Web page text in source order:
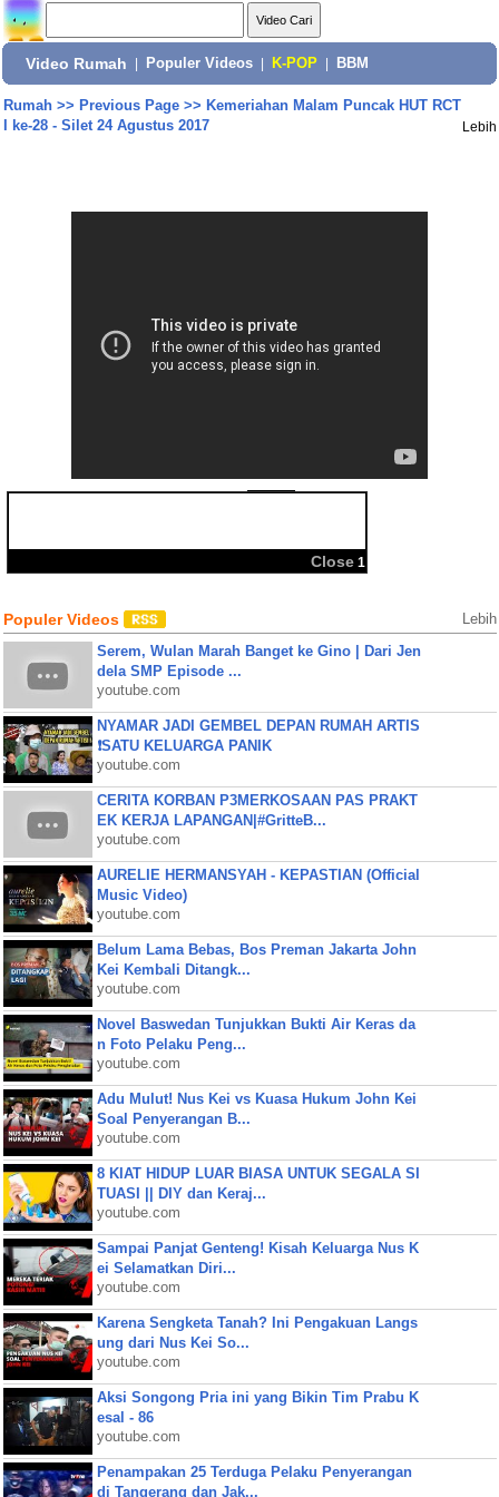
Video Rumah Populer Videos K-POP BBM
Rumah>> Previous Page>> Kemeriahan Malam Puncak HUT RCT
I ke-28 - Silet 24 Agustus 2017
Lebih
BBM
Populer Videos Lebih
Serem, Wulan Marah Banget ke Gino | Dari Jen
dela SMP Episode ...
youtube.com
NYAMAR JADI GEMBEL DEPAN RUMAH ARTIS
❗SATU KELUARGA PANIK
youtube.com
CERITA KORBAN P3MERKOSAAN PAS PRAKT
EK KERJA LAPANGAN|#GritteB...
youtube.com
AURELIE HERMANSYAH - KEPASTIAN (Official
Music Video)
youtube.com
Belum Lama Bebas, Bos Preman Jakarta John
Kei Kembali Ditangk...
youtube.com
Novel Baswedan Tunjukkan Bukti Air Keras da
n Foto Pelaku Peng...
youtube.com
Adu Mulut! Nus Kei vs Kuasa Hukum John Kei
Soal Penyerangan B...
youtube.com
8 KIAT HIDUP LUAR BIASA UNTUK SEGALA SI
TUASI || DIY dan Keraj...
youtube.com
Sampai Panjat Genteng! Kisah Keluarga Nus K
ei Selamatkan Diri...
youtube.com
Karena Sengketa Tanah? Ini Pengakuan Langs
ung dari Nus Kei So...
youtube.com
Aksi Songong Pria ini yang Bikin Tim Prabu K
esal - 86
youtube.com
Penampakan 25 Terduga Pelaku Penyerangan
di Tangerang dan Jak...